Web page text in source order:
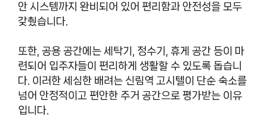
안 시스템까지 완비되어 있어 편리함과 안전성을 모두
갖췄습니다.
또한, 공용 공간에는 세탁기, 정수기, 휴게 공간 등이 마
련되어 입주자들이 편리하게 생활할 수 있도록 돕습니
다. 이러한 세심한 배려는 신림역 고시텔이 단순 숙소를
넘어 안정적이고 편안한 주거 공간으로 평가받는 이유
입니다.